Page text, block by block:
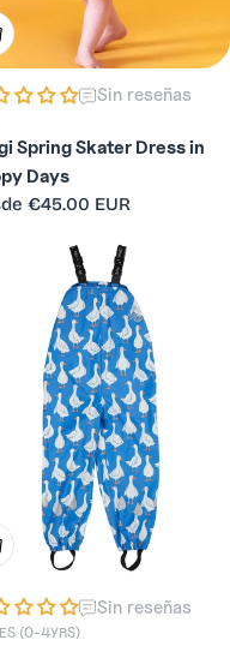
Opciones
Sin reseñas
Spring Skater Dress in
Days
€45.00 EUR
Opciones
Sin reseñas
(0-4YRS)